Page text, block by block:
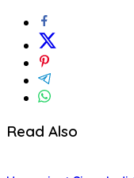
Read Also